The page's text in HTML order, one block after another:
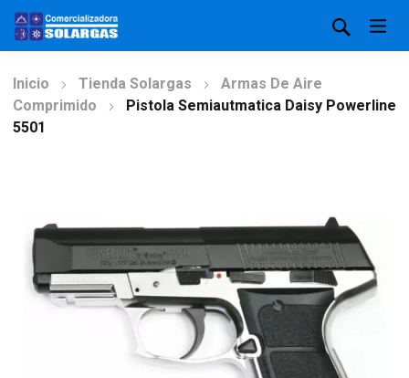
Inicio Tienda Solargas
Armas De Aire
Comprimido
Pistola Semiautmatica Daisy Powerline
5501